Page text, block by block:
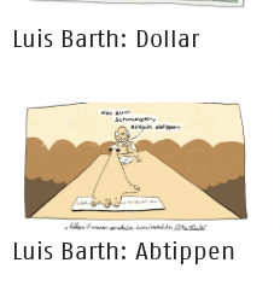
Luis Barth: Dollar
Luis Barth: Abtippen